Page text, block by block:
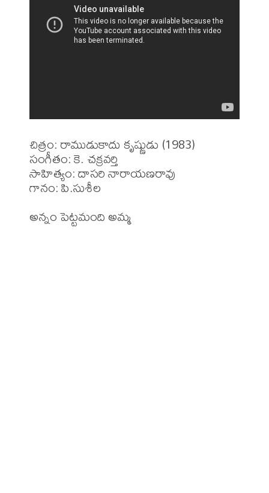
చిత్రం: రాముడుకాదు కృష్ణుడు (1983)
సంగీతం: కె. చక్రవర్తి
సాహిత్యం: దాసరి నారాయణరావు
గానం: పి.సుశీల
అన్నం పెట్టమంది అమ్మ